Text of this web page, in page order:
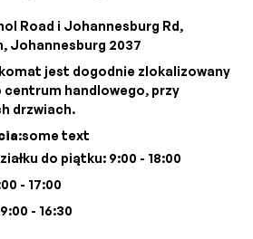
Road i Johannesburg Rd,
Johannesburg 2037
jest dogodnie zlokalizowany
centrum handlowego, przy
drzwiach.
:some text
do piątku: 9:00 - 18:00
- 17:00
- 16:30